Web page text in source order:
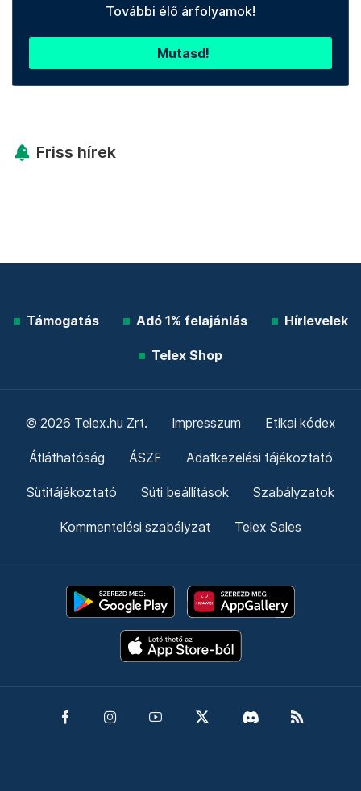
További élő árfolyamok!
Mutasd!
Friss hírek
Támogatás Adó 1% felajánlás Hírlevelek
Telex Shop
© 2026 Telex.hu Zrt. Impresszum Etikai kódex
Átláthatóság ÁSZF Adatkezelési tájékoztató
Sütitájékoztató Süti beállítások Szabályzatok
Kommentelési szabályzat Telex Sales